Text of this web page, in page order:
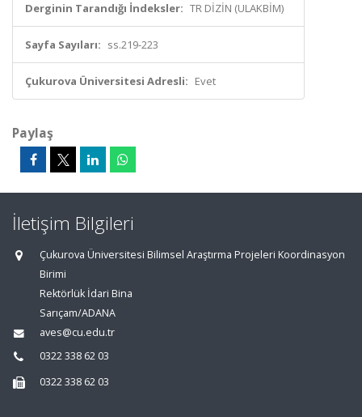
Derginin Tarandığı İndeksler: TR DİZİN (ULAKBİM)
Sayfa Sayıları: ss.219-223
Çukurova Üniversitesi Adresli: Evet
Paylaş
İletişim Bilgileri
Çukurova Üniversitesi Bilimsel Araştırma Projeleri Koordinasyon
Birimi
Rektörlük İdari Bina
Sarıçam/ADANA
aves@cu.edu.tr
0322 338 62 03
0322 338 62 03